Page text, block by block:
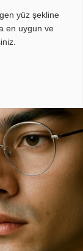
yüz şekline
en uygun ve